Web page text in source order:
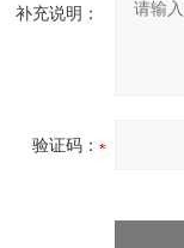
补充说明：
验证码：